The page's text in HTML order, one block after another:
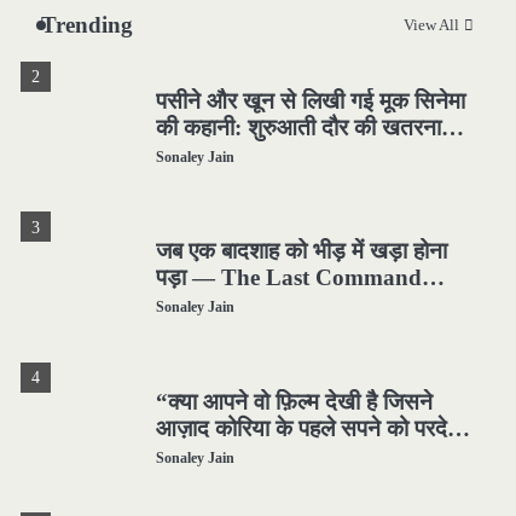
Trending View All
2
पसीने और खून से लिखी गई मूक सिनेमा
की कहानी: शुरुआती दौर की खतरनाक
हकीकत
Sonaley Jain
3
जब एक बादशाह को भीड़ में खड़ा होना
पड़ा — The Last Command
(1928) Review
Sonaley Jain
4
“क्या आपने वो फ़िल्म देखी है जिसने
आज़ाद कोरिया के पहले सपने को परदे
पर उतारा? — Viva Freedom!
Sonaley Jain